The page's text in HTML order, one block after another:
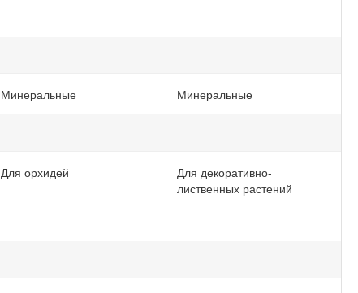
Минеральные Минеральные
Для орхидей
Для декоративно-
лиственных растений